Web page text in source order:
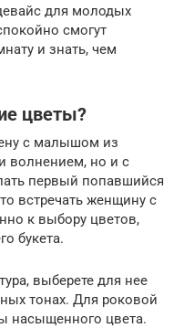
для молодых
смогут
и знать, чем
цветы?
с малышом из
волнением, но и с
первый попавшийся
встречать женщину с
к выбору цветов,
букета.
выберете для нее
тонах. Для роковой
насыщенного цвета.